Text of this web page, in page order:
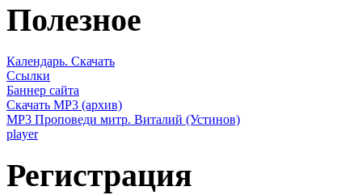
Полезное
Календарь. Скачать
Ссылки
Баннер сайта
Скачать MP3 (архив)
MP3 Проповеди митр. Виталий (Устинов)
player
Регистрация